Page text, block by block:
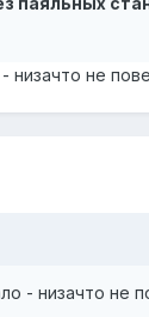
низачто не
- низачто не